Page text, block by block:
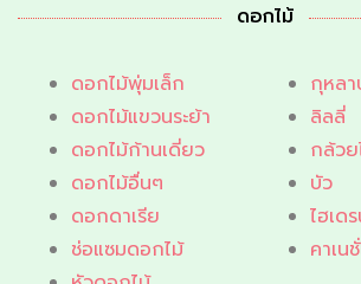
ดอกไม้
ดอกไม้พุ่มเล็ก
ดอกไม้แขวนระย้า
ดอกไม้ก้านเดี่ยว
ดอกไม้อื่นๆ
ดอกดาเรีย
ช่อแซมดอกไม้
กุหลา
ลิลลี่
กล้วย
บัว
ไฮเด
คาเน